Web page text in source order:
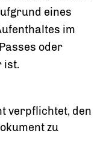
eines
im
oder
ist.
verpflichtet, den
zu